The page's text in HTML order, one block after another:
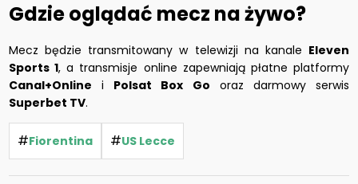
Gdzie oglądać mecz na żywo?
Mecz będzie transmitowany w telewizji na kanale Eleven
Sports 1, a transmisje online zapewniają płatne platformy
Canal+Online i Polsat Box Go oraz darmowy serwis
Superbet TV.
#Fiorentina #US Lecce